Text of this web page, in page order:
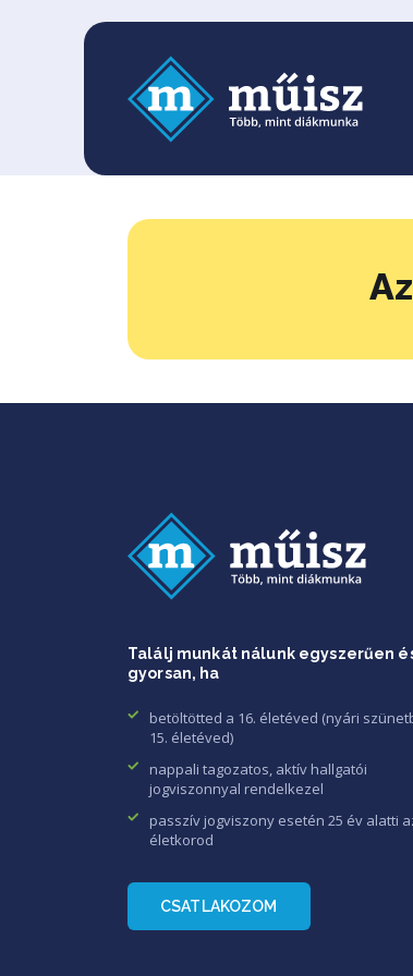
Találj munkát nálunk egyszerűen
gyorsan, ha
betöltötted a 16. életéved (nyári
15. életéved)
nappali tagozatos, aktív hallgatói
jogviszonnyal rendelkezel
passzív jogviszony esetén 25 év alatti
életkorod
CSATLAKOZOM